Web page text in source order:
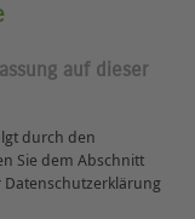
auf dieser
durch den
Sie dem Abschnitt
Datenschutzerklärung